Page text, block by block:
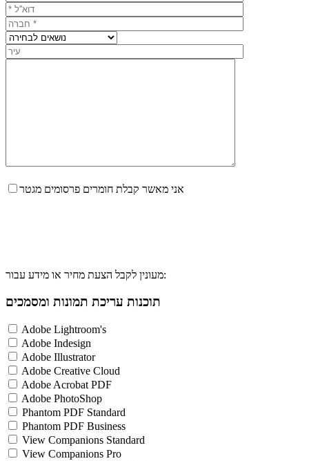
אני מאשר קבלת חומרים פרסומים מגטר
מעונין לקבל הצעת מחיר או מידע עבור:
תוכנות עריכת תמונות ומסמכים
Adobe Lightroom's
Adobe Indesign
Adobe Illustrator
Adobe Creative Cloud
Adobe Acrobat PDF
Adobe PhotoShop
Phantom PDF Standard
Phantom PDF Business
View Companions Standard
View Companions Pro